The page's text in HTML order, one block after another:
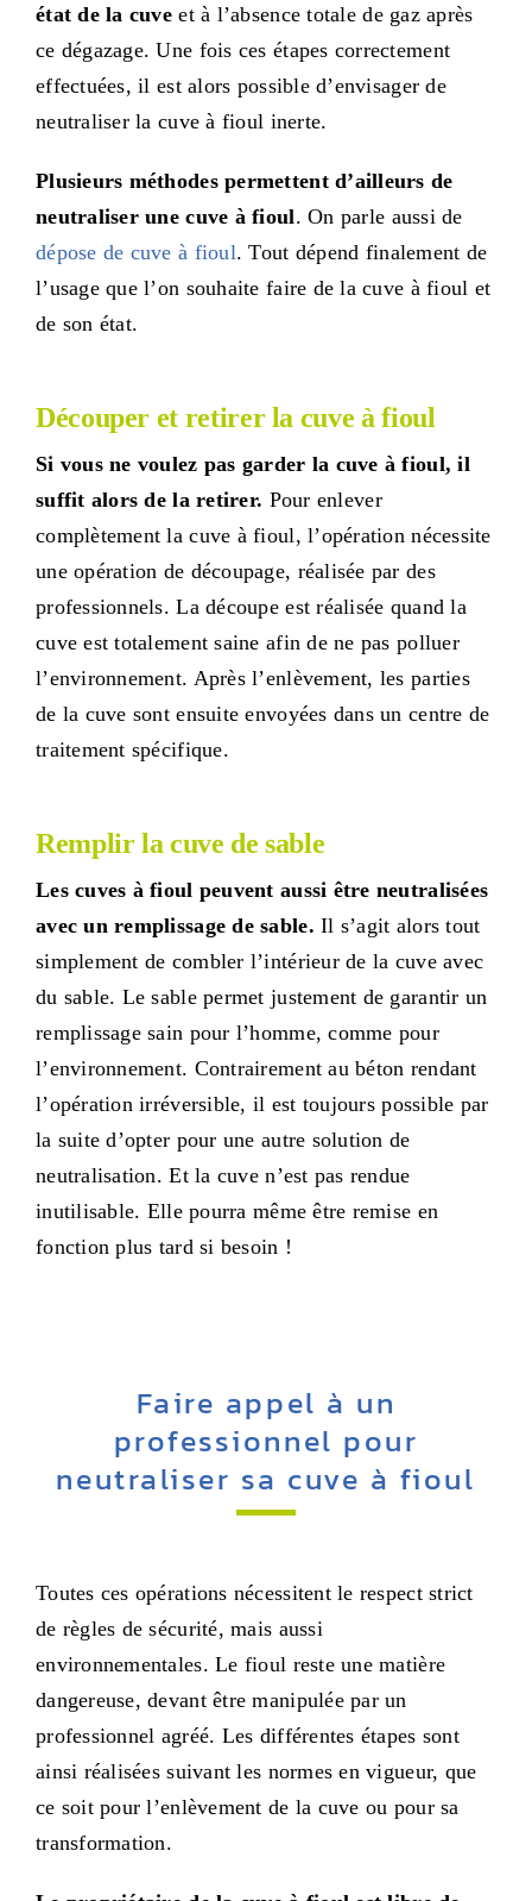
état de la cuve et à l’absence totale de gaz après
ce dégazage. Une fois ces étapes correctement
effectuées, il est alors possible d’envisager de
neutraliser la cuve à fioul inerte.
Plusieurs méthodes permettent d’ailleurs de
neutraliser une cuve à fioul. On parle aussi de
dépose de cuve à fioul. Tout dépend finalement de
l’usage que l’on souhaite faire de la cuve à fioul et
de son état.
Découper et retirer la cuve à fioul
Si vous ne voulez pas garder la cuve à fioul, il
suffit alors de la retirer. Pour enlever
complètement la cuve à fioul, l’opération nécessite
une opération de découpage, réalisée par des
professionnels. La découpe est réalisée quand la
cuve est totalement saine afin de ne pas polluer
l’environnement. Après l’enlèvement, les parties
de la cuve sont ensuite envoyées dans un centre de
traitement spécifique.
Remplir la cuve de sable
Les cuves à fioul peuvent aussi être neutralisées
avec un remplissage de sable. Il s’agit alors tout
simplement de combler l’intérieur de la cuve avec
du sable. Le sable permet justement de garantir un
remplissage sain pour l’homme, comme pour
l’environnement. Contrairement au béton rendant
l’opération irréversible, il est toujours possible par
la suite d’opter pour une autre solution de
neutralisation. Et la cuve n’est pas rendue
inutilisable. Elle pourra même être remise en
fonction plus tard si besoin !
Faire appel à un
professionnel pour
neutraliser sa cuve à fioul
Toutes ces opérations nécessitent le respect strict
de règles de sécurité, mais aussi
environnementales. Le fioul reste une matière
dangereuse, devant être manipulée par un
professionnel agréé. Les différentes étapes sont
ainsi réalisées suivant les normes en vigueur, que
ce soit pour l’enlèvement de la cuve ou pour sa
transformation.